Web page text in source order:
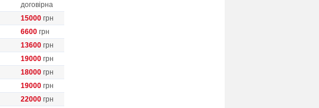
договірна
15000 грн
6600 грн
13600 грн
19000 грн
18000 грн
19000 грн
22000 грн